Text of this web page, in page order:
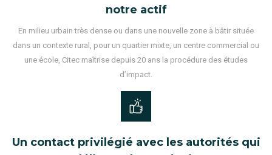
notre actif
En milieu urbain très dense ou dans une nouvelle zone à bâtir située
dans un contexte rural, pour un quartier mixte, un centre commercial ou
une école, Citec maîtrise depuis 20 ans la procédure des études
d’impact.
Un contact privilégié avec les autorités qui